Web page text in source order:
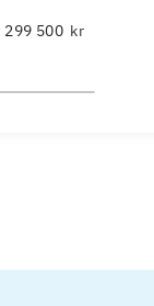
kr